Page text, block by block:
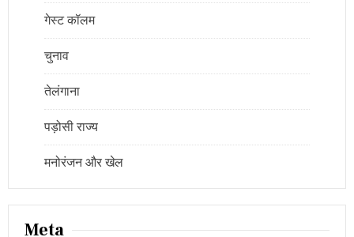
गेस्ट कॉलम
चुनाव
तेलंगाना
पड़ोसी राज्य
मनोरंजन और खेल
Meta